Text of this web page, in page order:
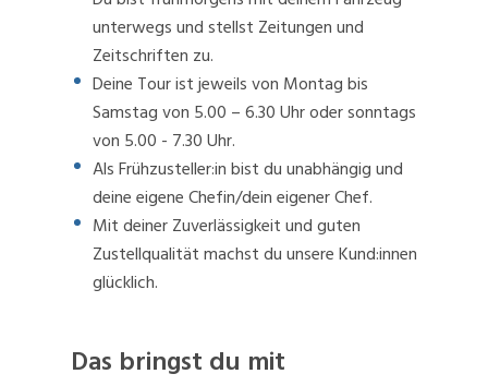
unterwegs und stellst Zeitungen und
Zeitschriften zu.
Deine Tour ist jeweils von Montag bis
Samstag von 5.00 – 6.30 Uhr oder sonntags
von 5.00 - 7.30 Uhr.
Als Frühzusteller:in bist du unabhängig und
deine eigene Chefin/dein eigener Chef.
Mit deiner Zuverlässigkeit und guten
Zustellqualität machst du unsere Kund:innen
glücklich.
Das bringst du mit